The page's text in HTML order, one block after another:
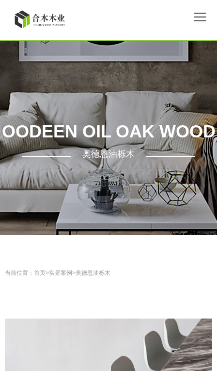
OODEEN OIL OAK WOOD
奥德恩油栎木
当前位置： 首页>实景案例 >奥德恩油栎木